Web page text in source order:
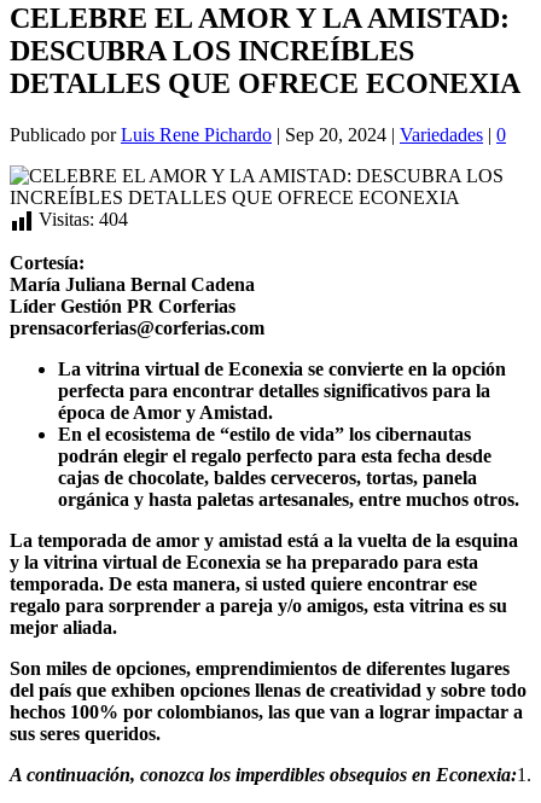
CELEBRE EL AMOR Y LA AMISTAD:
DESCUBRA LOS INCREÍBLES
DETALLES QUE OFRECE ECONEXIA
Publicado porLuis Rene Pichardo | Sep 20, 2024 | Variedades | 0
Visitas: 404
Cortesía:
María Juliana Bernal Cadena
Líder Gestión PR Corferias
prensacorferias@corferias.com
La vitrina virtual de Econexia se convierte en la opción
perfecta para encontrar detalles significativos para la
época de Amor y Amistad.
En el ecosistema de “estilo de vida” los cibernautas
podrán elegir el regalo perfecto para esta fecha desde
cajas de chocolate, baldes cerveceros, tortas, panela
orgánica y hasta paletas artesanales, entre muchos otros.
La temporada de amor y amistad está a la vuelta de la esquina
y la vitrina virtual de Econexia se ha preparado para esta
temporada. De esta manera, si usted quiere encontrar ese
regalo para sorprender a pareja y/o amigos, esta vitrina es su
mejor aliada.
Son miles de opciones, emprendimientos de diferentes lugares
del país que exhiben opciones llenas de creatividad y sobre todo
hechos 100% por colombianos, las que van a lograr impactar a
sus seres queridos.
A continuación, conozca los imperdibles obsequios en Econexia:1.